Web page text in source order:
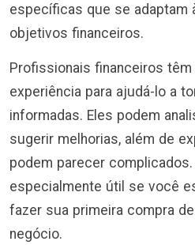
específicas que se adaptam
objetivos financeiros.
Profissionais financeiros
experiência para ajudá-lo a
informadas. Eles podem
sugerir melhorias, além de
podem parecer
especialmente útil se você
fazer sua primeira compra
negócio.